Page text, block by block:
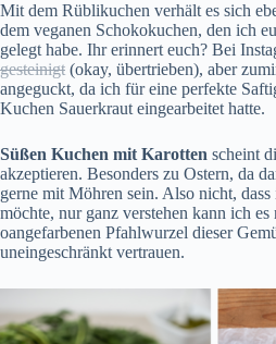
Mit dem Rüblikuchen verhält es sich
dem veganen Schokokuchen, den ich
gelegt habe. Ihr erinnert euch? Bei
gesteinigt (okay, übertrieben), aber
angeguckt, da ich für eine perfekte
Kuchen Sauerkraut eingearbeitet hatte.
Süßen Kuchen mit Karotten scheint
akzeptieren. Besonders zu Ostern, da
gerne mit Möhren sein. Also nicht,
möchte, nur ganz verstehen kann ich
oangefarbenen Pfahlwurzel dieser
uneingeschränkt vertrauen.